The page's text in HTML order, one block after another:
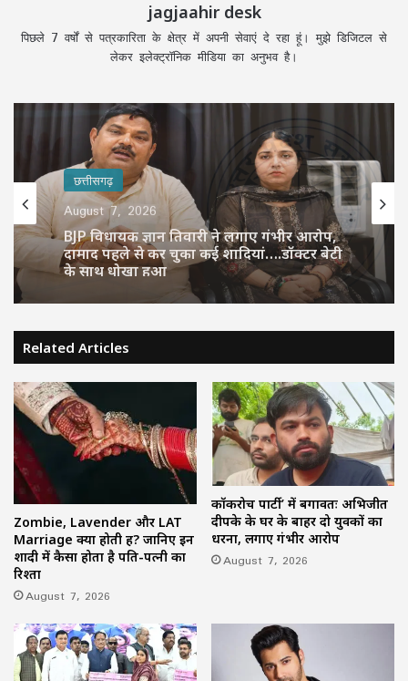
jagjaahir desk
पिछले 7 वर्षों से पत्रकारिता के क्षेत्र में अपनी सेवाएं दे रहा हूं। मुझे डिजिटल से
लेकर इलेक्ट्रॉनिक मीडिया का अनुभव है।
छत्तीसगढ़
August 7, 2026
BJP विधायक ज्ञान तिवारी ने लगाए गंभीर आरोप,
दामाद पहले से कर चुका कई शादियां….डॉक्टर बेटी
के साथ धोखा हुआ
छत्तीसगढ़
August 7, 2026
UP में स्पेशल TET की तैयारी तेज, 1.42 लाख
टीचर्स की नौकरी पर है संकट
Related Articles
Zombie, Lavender और LAT
Marriage क्या होती हैं? जानिए इन
शादी में कैसा होता है पति-पत्नी का
रिश्ता
August 7, 2026
कॉकरोच पार्टी’ में बगावतः अभिजीत
दीपके के घर के बाहर दो युवकों का
धरना, लगाए गंभीर आरोप
August 7, 2026